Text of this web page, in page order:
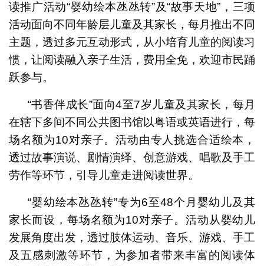
读推广活动“婴幼绘本氹氹转”及“故事天地”，三项
活动面向不同年龄层儿童及其家长，每月推出不同
主题，透过多元互动形式，从小培育儿童的阅读习
惯，让阅读融入亲子生活，费用全免，欢迎市民踊
跃参与。
“书香伴成长”面向4至7岁儿童及其家长，每月
在辖下多间不同公共图书馆以粤语或英语进行，每
场名额为10对亲子。活动由专人挑选合适绘本，
透过故事演说、剧情演绎、创意游戏、唱歌及手工
劳作等环节，引导儿童走进阅读世界。
“婴幼绘本氹氹转”专为6至48个月婴幼儿及其
家长而设，每场名额为10对亲子。活动从婴幼儿
发展角度出发，透过肢体运动、音乐、游戏、手工
及五感刺激等环节，为参加者带来丰富的阅读体